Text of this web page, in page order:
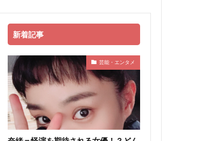
新着記事
芸能・エンタメ